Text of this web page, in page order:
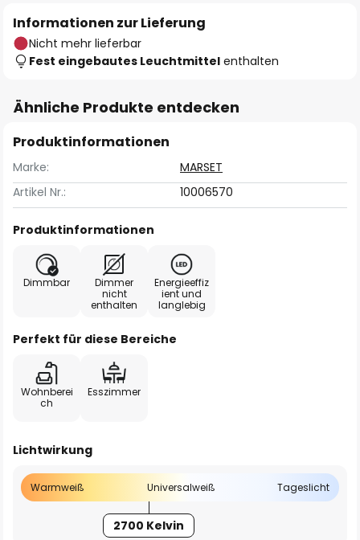
Informationen zur Lieferung
Nicht mehr lieferbar
Fest eingebautes Leuchtmittel enthalten
Ähnliche Produkte entdecken
Produktinformationen
Marke:
MARSET
Artikel Nr.:
10006570
Produktinformationen
Dimmbar
Dimmer
nicht
enthalten
Energieeffiz
ient und
langlebig
Perfekt für diese Bereiche
Wohnberei
ch
Esszimmer
Lichtwirkung
Warmweiß Universalweiß Tageslicht
2700 Kelvin